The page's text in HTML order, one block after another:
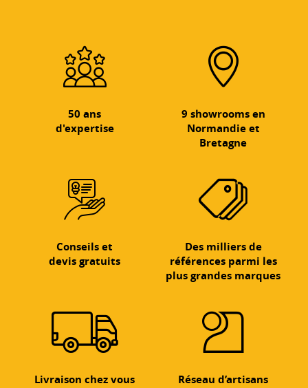
50 ans
d'expertise
9 showrooms en
Normandie et
Bretagne
Conseils et
devis gratuits
Des milliers de
références parmi les
plus grandes marques
Livraison chez vous
Réseau d’artisans